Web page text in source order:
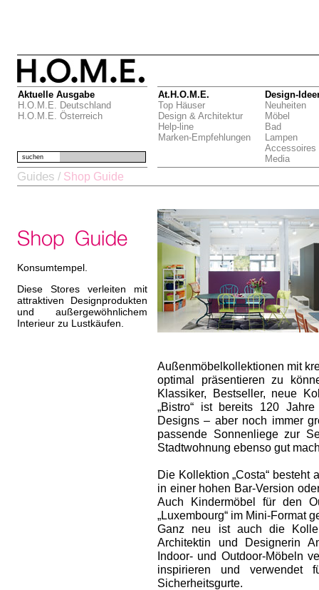
Aktuelle Ausgabe
H.O.M.E. Deutschland
H.O.M.E. Österreich
At.H.O.M.E.
Top Häuser
Design & Architektur
Help-line
Marken-Empfehlungen
Design-
Neuheiten
Möbel
Bad
Lampen
Accessoires
Media
suchen
Guides / Shop Guide
Konsumtempel.
Diese Stores verleiten mit
attraktiven Designprodukten
und außergewöhnlichem
Interieur zu Lustkäufen.
Außenmöbel­kollektionen mit
optimal präsentieren zu
Klassiker, Bestseller, neue
„Bistro“ ist bereits 120
Designs – aber noch immer
passende Sonnenliege zur
Stadtwohnung ebenso gut
Die Kollektion „Costa“
in einer hohen Bar-Version
Auch Kindermöbel für den
„Luxembourg“ im Mini-Format
Ganz neu ist auch die
Architektin und Designerin
Indoor- und Outdoor-Möbeln
inspirieren und verwendet
Sicherheitsgurte.